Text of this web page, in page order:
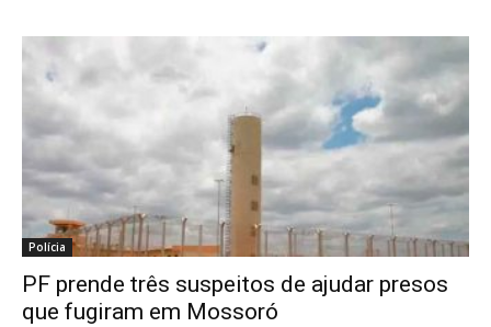
Polícia
PF prende três suspeitos de ajudar presos
que fugiram em Mossoró